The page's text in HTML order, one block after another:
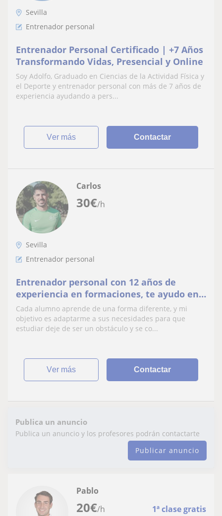
Sevilla
Entrenador personal
Entrenador Personal Certificado | +7 Años
Transformando Vidas, Presencial y Online
Soy Adolfo, Graduado en Ciencias de la Actividad Física y
el Deporte y entrenador personal con más de 7 años de
experiencia ayudando a pers...
ver más Contactar
30€/h
Carlos
Sevilla
Entrenador personal
Entrenador personal con 12 años de
experiencia en formaciones, te ayudo en
tu carrera, Master o formación privada.
Cada alumno aprende de una forma diferente, y mi
objetivo es adaptarme a sus necesidades para que
estudiar deje de ser un obstáculo y se co...
ver más Contactar
Publica un anuncio
Publica un anuncio y los profesores podrán contactarte
Publicar anuncio
20€/h 1ª clase gratis
Pablo